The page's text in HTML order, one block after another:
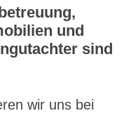
und
sind
wir uns bei